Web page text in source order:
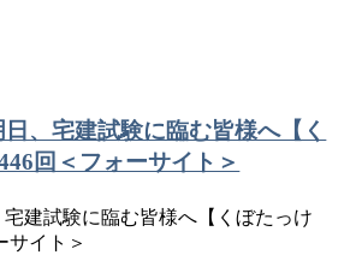
日、宅建試験に臨む皆様へ【く
回＜フォーサイト＞
宅建試験に臨む皆様へ【くぼたっけ
サイト＞